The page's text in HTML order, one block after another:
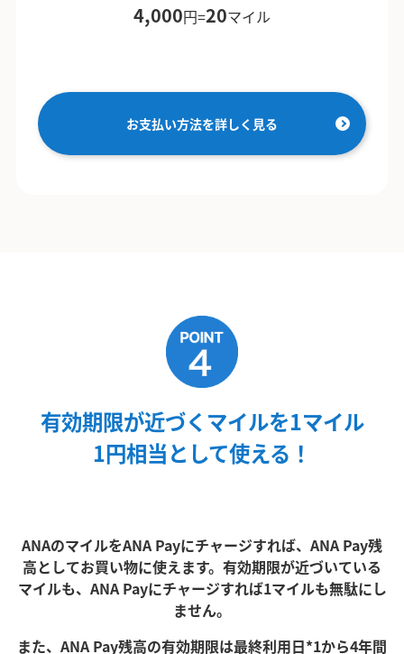
4,000円=20マイル
お支払い方法を詳しく見る
有効期限が近づくマイルを1マイル
1円相当として使える！
ANAのマイルをANA Payにチャージすれば、ANA Pay残
高としてお買い物に使えます。有効期限が近づいている
マイルも、ANA Payにチャージすれば1マイルも無駄にし
ません。
また、ANA Pay残高の有効期限は最終利用日*1から4年間